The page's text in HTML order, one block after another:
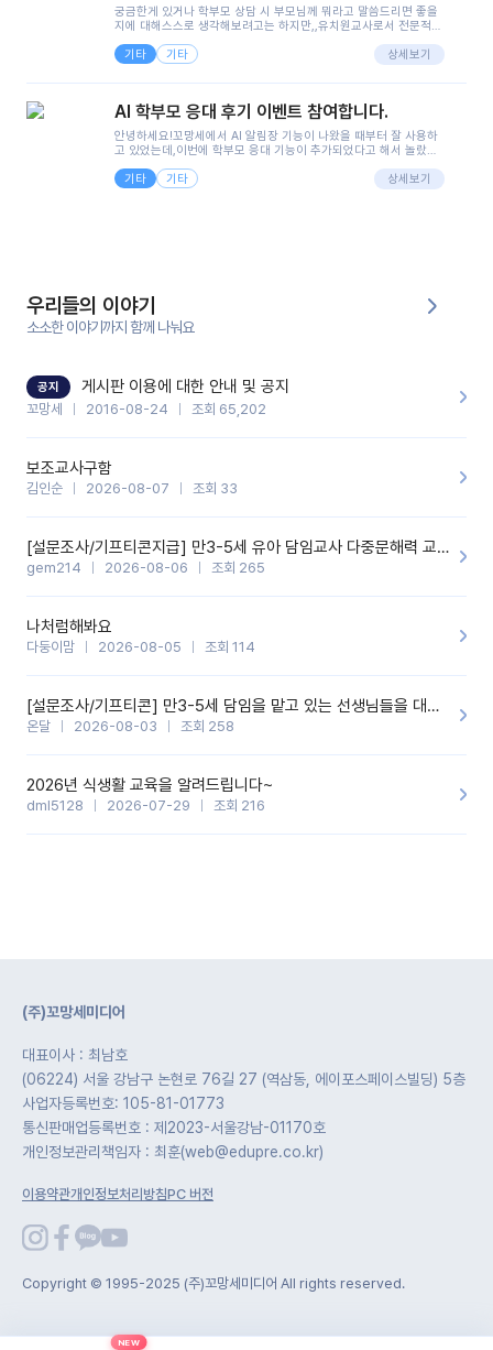
궁금한게 있거나 학부모 상담 시 부모님께 뭐라고 말씀드리면 좋을
지에 대해스스로 생각해보려고는 하지만,,유치원교사로서 전문적인
려니 어려울때가...^^(저만 그런거 아니죠 ㅜㅜ)꼬망봇의 장점은 지
피티나 제미나이는 몇세이고 여자인지 남자인지 등그래도 좀 기본
정보를 제공하면서 물어봐야할 때가 있어그때마다 정보를 입력하는
으셔서 고민이 됐는데ai 학부모 응대를 써볼 수 있어서 좋았어요!앞
면..)그리고 제가 신입 때 이게 있었더라면 ㅜㅜㅜㅜ?응대 팁이 정말
좋은거 같아요지금은 그래도 아이들이 잘 이해 되지만초임 때는 정
말 어려워서 항상다른 선생님들께 도움을 요청했었거든요..ㅠ*일지
쓸 때도 좀 도움이 되는 거 같아요!
기타 기타 상세보기
AI 학부모 응대 후기 이벤트 참여합니다.
안녕하세요!꼬망세에서 AI 알림장 기능이 나왔을 때부터 잘 사용하
고 있었는데,이번에 학부모 응대 기능이 추가되었다고 해서 놀랐습
님 응대에 더 많은 부담을 느끼고 있습니다 ㅠㅠ이번에 제가 원에서
겪은 일과 학부모님께 전달드렸던 내용을 함께 보시고,저와 비슷한
을 많이 하는데,꼬망봇 덕분에 고민하는 시간을 줄이고 학부모님을
안심시킬 수 있었습니다.이 부분은 꼬망봇이 추가로 알려준 응대 tip
입니다.학부모님께 전화를 드리기 전에, 내용을 숙지하여 좀 더 전문
성 있는 교사가 되어 대화를 나눌 수 있었습니다.꼬망세 AI학부모 응
기능을 개발해 주셔서 감사합니다.
기타 기타 상세보기
우리들의 이야기
소소한 이야기까지 함께 나눠요
공지 게시판 이용에 대한 안내 및 공지
꼬망세 2016-08-24 조회 65,202
보조교사구함
김인순 2026-08-07 조회 33
[설문조사/기프티콘지급] 만3-5세 유아 담임교사 다중문해력 교육 증진을 위한 설문조사
gem214 2026-08-06 조회 265
나처럼해봐요
다둥이맘 2026-08-05 조회 114
[설문조사/기프티콘] 만3-5세 담임을 맡고 있는 선생님들을 대상으로 설문조사를 합니다!
온달 2026-08-03 조회 258
2026년 식생활 교육을 알려드립니다~
dml5128 2026-07-29 조회 216
(주)꼬망세미디어
대표이사 : 최남호
(06224) 서울 강남구 논현로 76길 27 (역삼동, 에이포스페이스빌딩) 5층
사업자등록번호: 105-81-01773
통신판매업등록번호 : 제2023-서울강남-01170호
개인정보관리책임자 : 최훈(web@edupre.co.kr)
이용약관개인정보처리방침PC 버전
Copyright © 1995-2025 (주)꼬망세미디어 All rights reserved.
NEW